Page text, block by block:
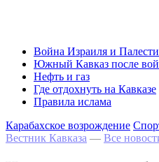
Война Израиля и
Южный Кавказ после
Нефть и газ
Где отдохнуть на Кавказе
Правила ислама
Карабахское возрождение
Вестник Кавказа — Все